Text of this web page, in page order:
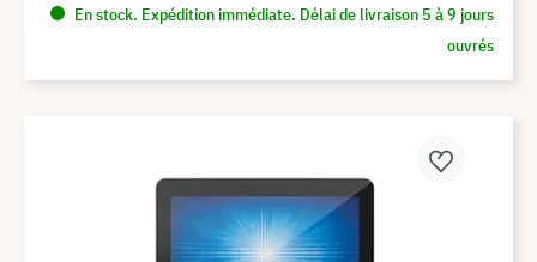
En stock. Expédition immédiate. Délai de livraison 5 à 9 jours
ouvrés